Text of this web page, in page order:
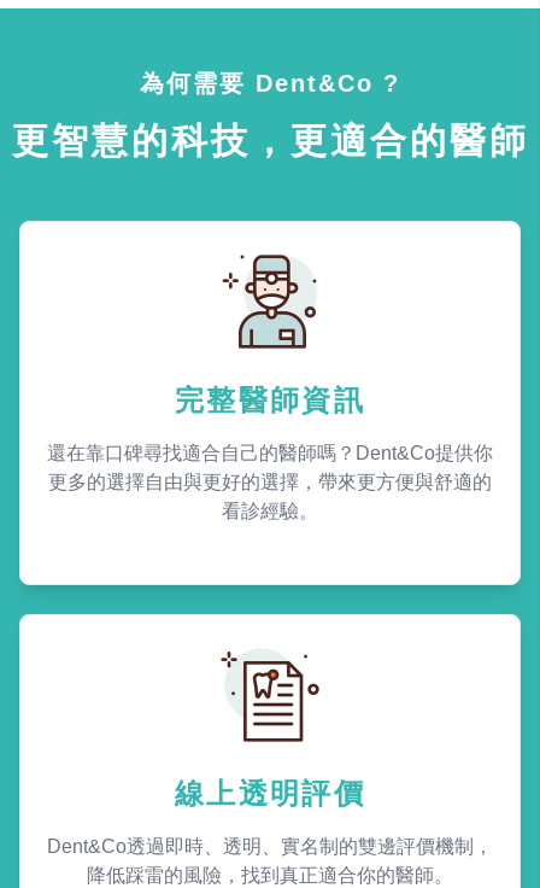
為何需要 Dent&Co ?
更智慧的科技，更適合的醫師
完整醫師資訊
還在靠口碑尋找適合自己的醫師嗎？Dent&Co提供你
更多的選擇自由與更好的選擇，帶來更方便與舒適的
看診經驗。
線上透明評價
Dent&Co透過即時、透明、實名制的雙邊評價機制，
降低踩雷的風險，找到真正適合你的醫師。